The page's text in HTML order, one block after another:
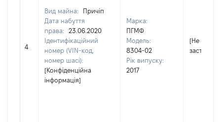
4
Вид майна:
Причіп
Дата набуття
права:
23.06.2020
Ідентифікаційний
номер (VIN-код,
номер шасі):
[Конфіденційна
інформація]
Марка:
ПГМФ
Модель:
8304-02
Рік випуску:
2017
[Не